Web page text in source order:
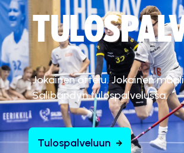
Jokainen ottelu. Jokainen
Salibandyn tulospalvelussa.
Tulospalveluun